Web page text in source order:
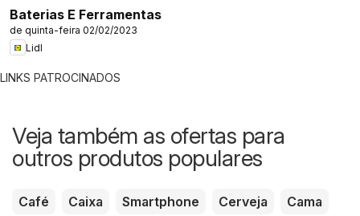
Baterias E Ferramentas
de quinta-feira 02/02/2023
Lidl
LINKS PATROCINADOS
Veja também as ofertas para
outros produtos populares
Café Caixa Smartphone Cerveja
Cama